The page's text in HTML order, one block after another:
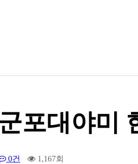
포대야미
0건 1,167회